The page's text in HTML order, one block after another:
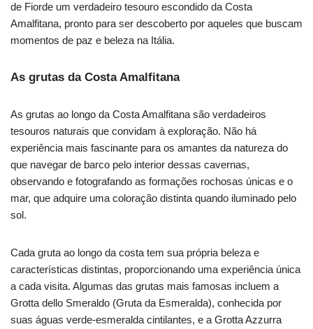
de Fiorde um verdadeiro tesouro escondido da Costa
Amalfitana, pronto para ser descoberto por aqueles que buscam
momentos de paz e beleza na Itália.
As grutas da Costa Amalfitana
As grutas ao longo da Costa Amalfitana são verdadeiros
tesouros naturais que convidam à exploração. Não há
experiência mais fascinante para os amantes da natureza do
que navegar de barco pelo interior dessas cavernas,
observando e fotografando as formações rochosas únicas e o
mar, que adquire uma coloração distinta quando iluminado pelo
sol.
Cada gruta ao longo da costa tem sua própria beleza e
características distintas, proporcionando uma experiência única
a cada visita. Algumas das grutas mais famosas incluem a
Grotta dello Smeraldo (Gruta da Esmeralda), conhecida por
suas águas verde-esmeralda cintilantes, e a Grotta Azzurra